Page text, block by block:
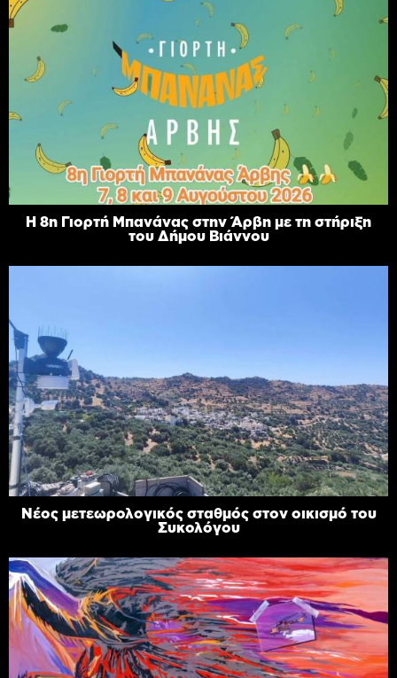
Η 8η Γιορτή Μπανάνας στην Άρβη με τη στήριξη
του Δήμου Βιάννου
Νέος μετεωρολογικός σταθμός στον οικισμό του
Συκολόγου